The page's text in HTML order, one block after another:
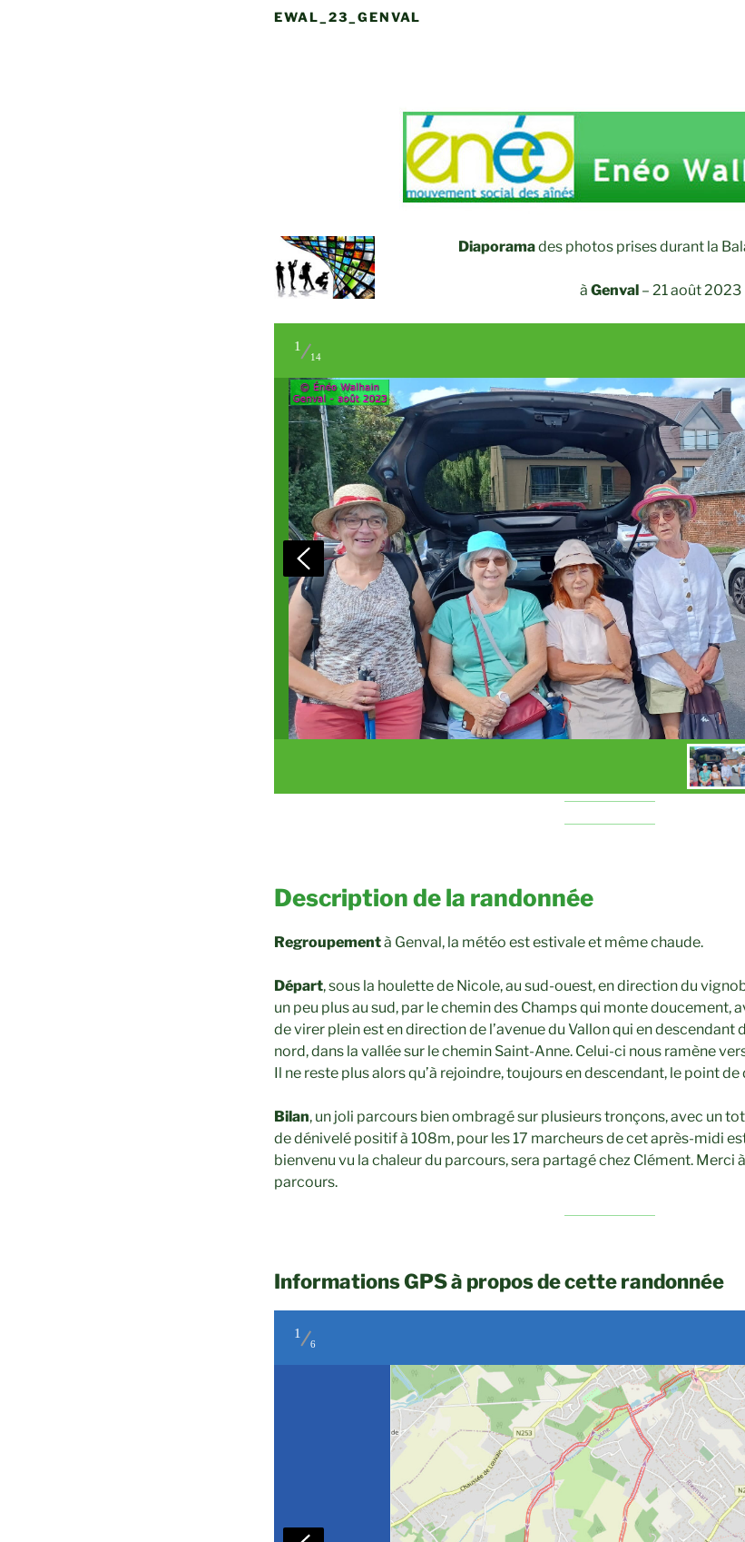
EWAL_23_GENVAL
Diaporamades photos prises durant la
à Genval – 21 août 2023
1
14
Description de la randonnée
Regroupementà Genval, la météo est estivale et même chaude.
Départ, sous la houlette de Nicole, au sud-ouest, en direction du
un peu plus au sud, par le chemin des Champs qui monte doucement,
de virer plein est en direction de l’avenue du Vallon qui en descendant
nord, dans la vallée sur le chemin Saint-Anne. Celui-ci nous ramène
Il ne reste plus alors qu’à rejoindre, toujours en descendant, le point de
Bilan, un joli parcours bien ombragé sur plusieurs tronçons, avec un
de dénivelé positif à 108m, pour les 17 marcheurs de cet après-midi
bienvenu vu la chaleur du parcours, sera partagé chez Clément. Merci
parcours.
Informations GPS à propos de cette randonnée
1
6